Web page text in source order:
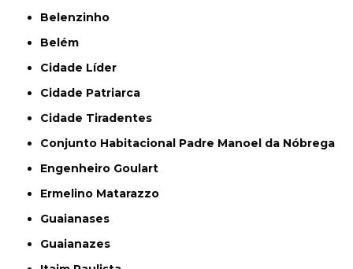
Belenzinho
Belém
Cidade Líder
Cidade Patriarca
Cidade Tiradentes
Conjunto Habitacional Padre Manoel da Nóbrega
Engenheiro Goulart
Ermelino Matarazzo
Guaianases
Guaianazes